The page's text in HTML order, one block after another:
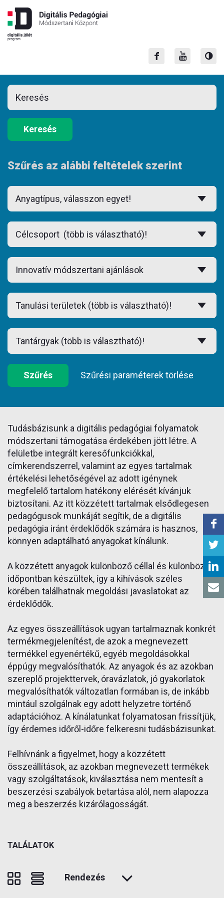
Keresés
Szűrés az alábbi feltételek szerint
Szűrés Szűrési paraméterek törlése
Tudásbázisunk a digitális pedagógiai folyamatok
módszertani támogatása érdekében jött létre. A
felületbe integrált keresőfunkciókkal,
címkerendszerrel, valamint az egyes tartalmak
értékelési lehetőségével az adott igénynek
megfelelő tartalom hatékony elérését kívánjuk
biztosítani. Az itt közzétett tartalmak elsődlegesen
pedagógusok munkáját segítik, de a digitális
pedagógia iránt érdeklődők számára is hasznos,
könnyen adaptálható anyagokat kínálunk.
A közzétett anyagok különböző céllal és különböző
időpontban készültek, így a kihívások széles
körében találhatnak megoldási javaslatokat az
érdeklődők.
Az egyes összeállítások ugyan tartalmaznak konkrét
termékmegjelenítést, de azok a megnevezett
termékkel egyenértékű, egyéb megoldásokkal
éppúgy megvalósíthatók. Az anyagok és az azokban
szereplő projekttervek, óravázlatok, jó gyakorlatok
megvalósíthatók változatlan formában is, de inkább
mintául szolgálnak egy adott helyzetre történő
adaptációhoz. A kínálatunkat folyamatosan frissítjük,
így érdemes időről-időre felkeresni tudásbázisunkat.
Felhívnánk a figyelmet, hogy a közzétett
összeállítások, az azokban megnevezett termékek
vagy szolgáltatások, kiválasztása nem mentesít a
beszerzési szabályok betartása alól, nem alapozza
meg a beszerzés kizárólagosságát.
TALÁLATOK
Rendezés